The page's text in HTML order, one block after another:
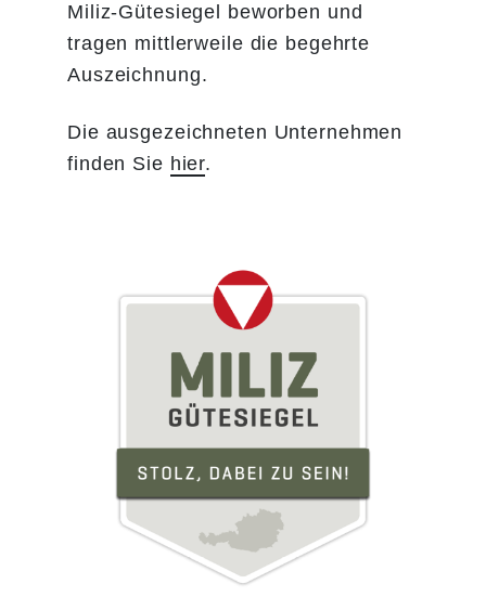
Miliz-Gütesiegel beworben und
tragen mittlerweile die begehrte
Auszeichnung.
Die ausgezeichneten Unternehmen
finden Sie hier.